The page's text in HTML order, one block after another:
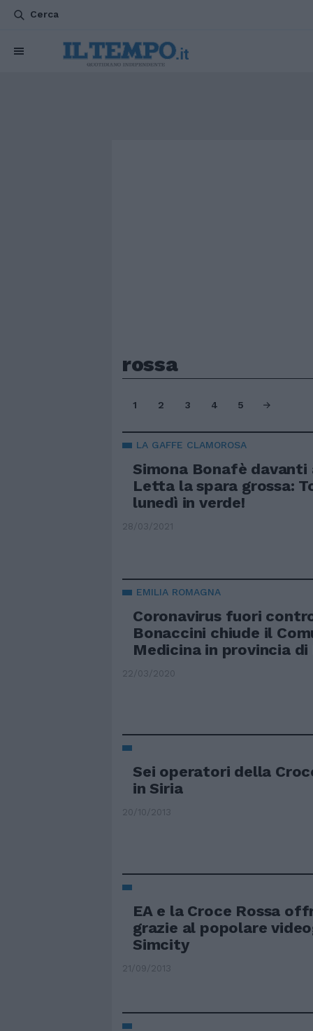
Cerca
rossa
1 2 3 4 5
LA GAFFE CLAMOROSA
Simona Bonafè davanti
Letta la spara grossa:
lunedì in verde!
28/03/2021
EMILIA ROMAGNA
Coronavirus fuori
Bonaccini chiude il
Medicina in provincia di
22/03/2020
Sei operatori della
in Siria
20/10/2013
EA e la Croce Rossa
grazie al popolare
Simcity
21/09/2013